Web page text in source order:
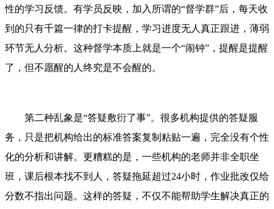
性的学习反馈。有学员反映，加入所谓的“督学群”后，每天收
到的只有千篇一律的打卡提醒，学习进度无人真正跟进，薄弱
环节无人分析。这种督学本质上就是一个“闹钟”，提醒是提醒
了，但不愿醒的人终究是不会醒的。
第二种乱象是“答疑敷衍了事”。很多机构提供的答疑服
务，只是把机构给出的标准答案复制粘贴一遍，完全没有个性
化的分析和讲解。更糟糕的是，一些机构的老师并非全职坐
班，课后根本找不到人，答疑拖延超过24小时，作业批改仅给
分数不指出问题。这样的答疑，不仅不能帮助学生解决真正的